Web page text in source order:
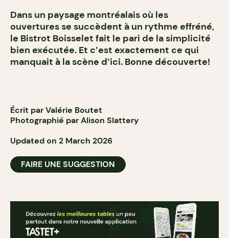
Dans un paysage montréalais où les
ouvertures se succèdent à un rythme effréné,
le Bistrot Boisselet fait le pari de la simplicité
bien exécutée. Et c’est exactement ce qui
manquait à la scène d’ici. Bonne découverte!
Écrit par Valérie Boutet
Photographié par Alison Slattery
Updated on 2 March 2026
FAIRE UNE SUGGESTION